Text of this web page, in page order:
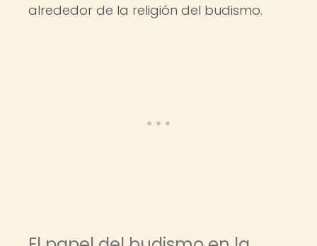
alrededor de la religión del budismo.